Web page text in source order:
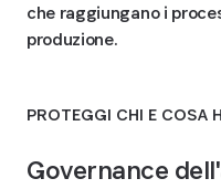
che raggiungano i
produzione.
PROTEGGI CHI E COSA
Governance